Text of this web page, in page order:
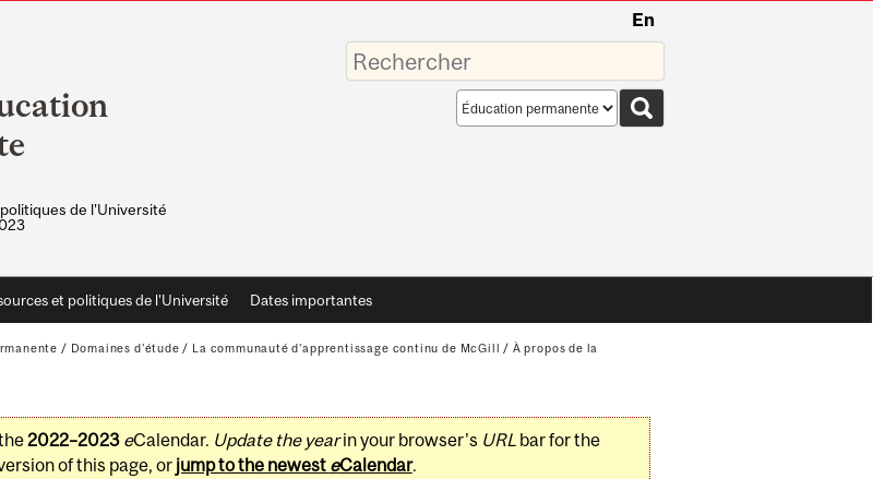
En
de l'Université
Saisissez
vos
mots-
Search
scope
et politiques de l'Université Dates importantes
/ Domaines d’étude / La communauté d’apprentissage continu de McGill / À propos de la
2022–2023 eCalendar. Update the yearin your browser's URLbar for the
of this page, or jump to the newest eCalendar.